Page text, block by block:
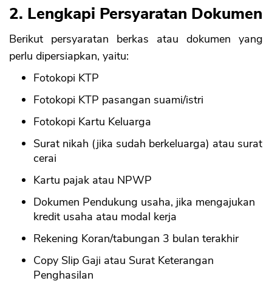
2. Lengkapi Persyaratan Dokumen
Berikut persyaratan berkas atau dokumen yang
perlu dipersiapkan, yaitu:
Fotokopi KTP
Fotokopi KTP pasangan suami/istri
Fotokopi Kartu Keluarga
Surat nikah (jika sudah berkeluarga) atau surat
cerai
Kartu pajak atau NPWP
Dokumen Pendukung usaha, jika mengajukan
kredit usaha atau modal kerja
Rekening Koran/tabungan 3 bulan terakhir
Copy Slip Gaji atau Surat Keterangan
Penghasilan